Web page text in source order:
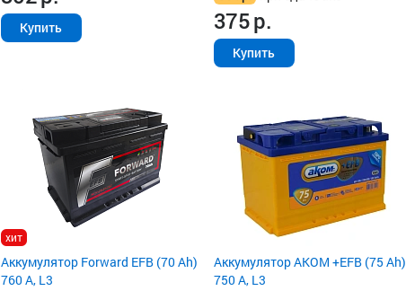
Купить 375р.
Купить
хит
Аккумулятор Forward EFB (70 Ah)
760 А, L3
Аккумулятор AKOM +EFB (75 Ah)
750 А, L3